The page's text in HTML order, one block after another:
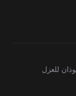
للعزل